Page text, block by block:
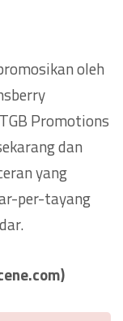
oleh
Promotions
dan
yang
per-tayang